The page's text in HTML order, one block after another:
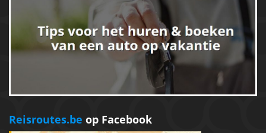
Reisroutes.be op Facebook